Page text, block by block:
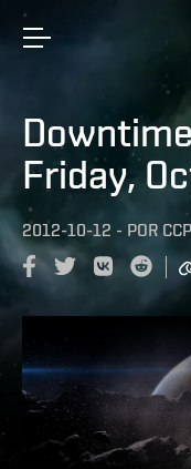
Friday,
2012-10-12 - POR